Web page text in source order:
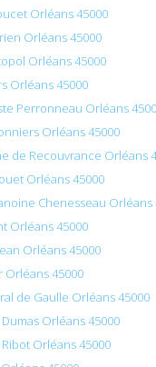
Orléans 45000
Orléans 45000
Orléans 45000
Orléans 45000
Perronneau Orléans
Orléans 45000
de Recouvrance Orléans
Orléans 45000
Chenesseau Orléans
Orléans 45000
Orléans 45000
Orléans 45000
de Gaulle Orléans 45000
Orléans 45000
Orléans 45000